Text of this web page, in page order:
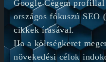
Google Cégem
országos fókuszú SEO
cikkek írásával.
Ha a költségkeret
növekedési célok